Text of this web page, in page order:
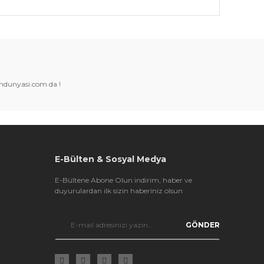
tarafımıza iletebilirsiniz.
da !
E-Bülten & Sosyal Medya
E-Bültene Abone Olun indirim, haber ve
duyurulardan ilk sizin haberiniz olsun
GÖNDER